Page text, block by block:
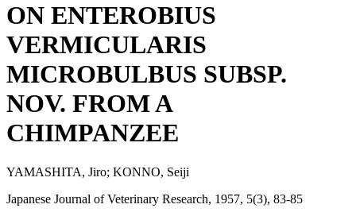
ON ENTEROBIUS
VERMICULARIS
MICROBULBUS SUBSP.
NOV. FROM A
CHIMPANZEE
YAMASHITA, Jiro; KONNO, Seiji
Japanese Journal of Veterinary Research, 1957, 5(3), 83-85